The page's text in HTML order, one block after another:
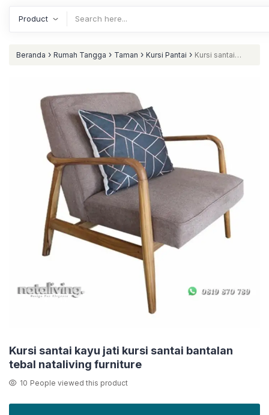
Beranda › Rumah Tangga › Taman › Kursi Pantai › Kursi santai
Kursi santai kayu jati kursi santai bantalan
tebal nataliving furniture
10 People viewed this product